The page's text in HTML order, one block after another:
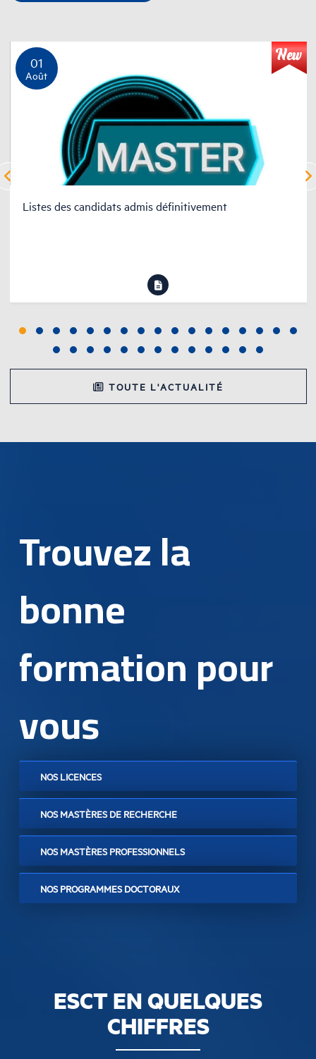
01
Août
Listes des candidats admis définitivement
TOUTE L'ACTUALITÉ
Trouvez la
bonne
formation pour
vous
NOS LICENCES
NOS MASTÈRES DE RECHERCHE
NOS MASTÈRES PROFESSIONNELS
NOS PROGRAMMES DOCTORAUX
ESCT EN QUELQUES
CHIFFRES